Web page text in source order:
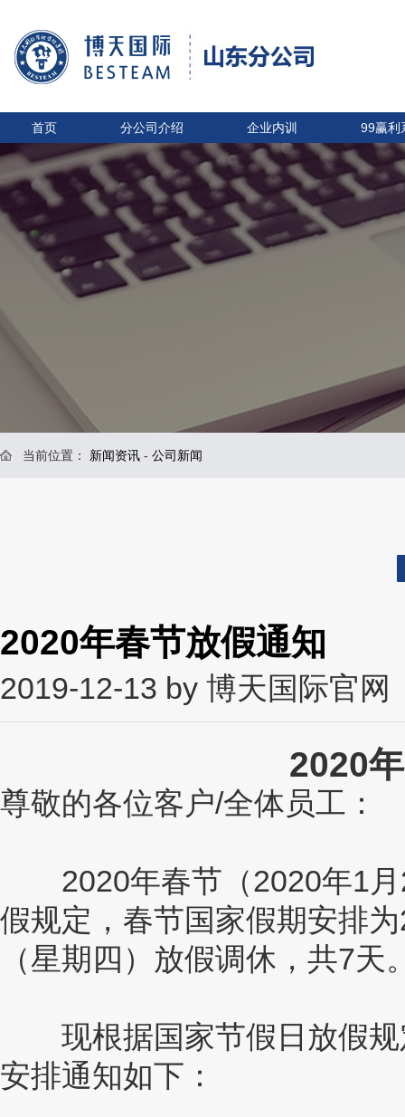
首页 分公司介绍 企业内训 99赢利
当前位置： 新闻资讯 - 公司新闻
2020年春节放假通知
2019-12-13 by 博天国际官网
2020
尊敬的各位客户/全体员工：
2020年春节（2020年1月
假规定，春节国家假期安排
（星期四）放假调休，共7天
现根据国家节假日放假规
安排通知如下：